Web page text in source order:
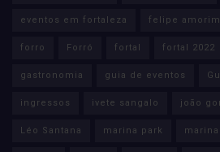
eventos em fortaleza felipe amorim
forro Forró fortal fortal 2022
gastronomia guia de eventos
ingressos ivete sangalo joão
Léo Santana marina park